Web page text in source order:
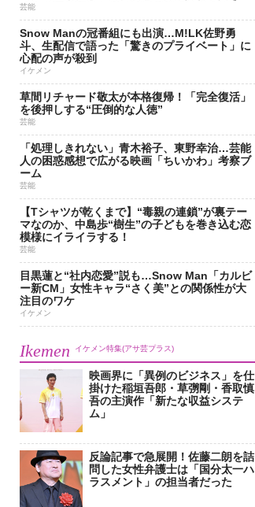
芸能
Snow Manの冠番組にも出演…M!LK佐野勇
斗、生配信で語った「驚きのプライベート」に
心配の声が殺到
イケメン
草間リチャード敬太が本格復帰！「完全復活」
を後押しする“圧倒的な人徳”
芸能
「処理しきれない」青木裕子、東野幸治…芸能
人の困惑感想で広がる映画「ちいかわ」考察ブ
ーム
芸能
【Tシャツが乾くまで】“毒親の連鎖”が裏テー
マなのか、中島歩“樹生”の子どもを巻き込む恋
模様にイライラする！
芸能
目黒蓮と“社内恋愛”説も…Snow Man「カルビ
ー新CM」女性キャラ“さく美”との関係性が大
注目のワケ
イケメン
Ikemen イケメン特集(アサ芸プラス)
映画界に「異例のビジネス」を仕
掛けた稲垣吾郎・草彅剛・香取慎
吾の主演作「新たな収益システ
ム」
反論記事で急展開！佐藤二朗を詰
問した女性弁護士は「国分太一ハ
ラスメント」の担当者だった